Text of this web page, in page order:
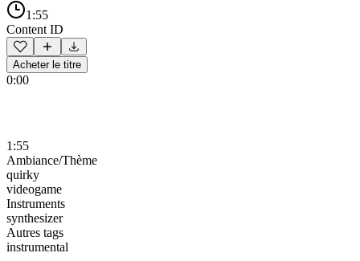
1:55
Content ID
Acheter le titre
0:00
1:55
Ambiance/Thème
quirky
videogame
Instruments
synthesizer
Autres tags
instrumental